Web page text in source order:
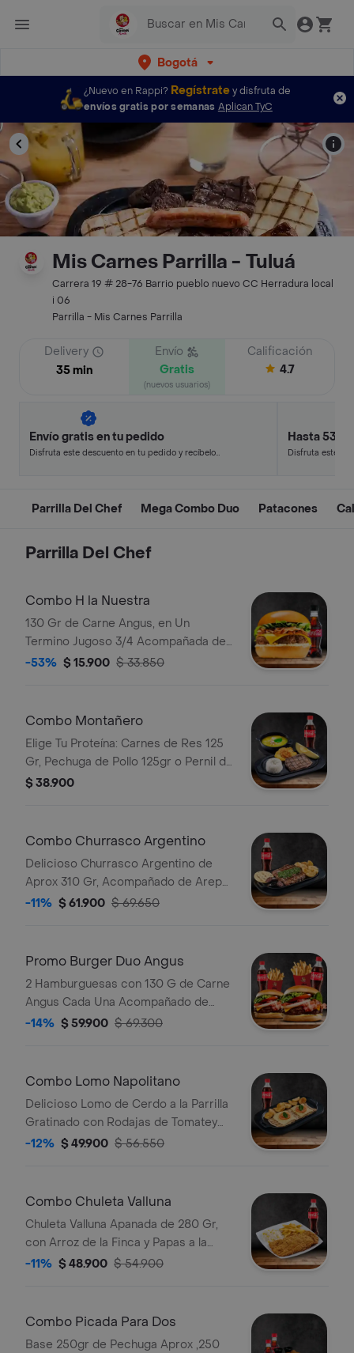
Bogotá
¿Nuevo en Rappi? Regístratey disfruta de
envíos gratis por semanas Aplican TyC
Mis Carnes Parrilla - Tuluá
Carrera 19 # 28-76 Barrio pueblo nuevo CC Herradura local
i 06
Parrilla - Mis Carnes Parrilla
Delivery
35 min
Envío
Gratis
(nuevos usuarios)
Calificación
4.7
Envío gratis en tu pedido
Disfruta este descuento en tu pedido y recíbelo
Hasta 53%
Disfruta este
Parrilla Del Chef Mega Combo Duo Patacones
Parrilla Del Chef
Combo H la Nuestra
130 Gr de Carne Angus, en Un
Termino Jugoso 3/4 Acompañada de
Queso Cheddar, Lechuga y Tocineta
-53% $ 15.900 $ 33.850
Combo Montañero
Elige Tu Proteína: Carnes de Res 125
Gr, Pechuga de Pollo 125gr o Pernil de
Cerdo 125gr Acompañada de Patacón
$ 38.900
Combo Churrasco Argentino
Delicioso Churrasco Argentino de
Aprox 310 Gr, Acompañado de Arepa,
Papa Casco Crujiente, Un Toque de
-11% $ 61.900 $ 69.650
Promo Burger Duo Angus
2 Hamburguesas con 130 G de Carne
Angus Cada Una Acompañado de
Cebolla, Tomate, Lechuga, Queso
Eleccion
-14% $ 59.900 $ 69.300
Combo Lomo Napolitano
Delicioso Lomo de Cerdo a la Parrilla
Gratinado con Rodajas de Tomatey
Papa en Casco con Bebida.
-12% $ 49.900 $ 56.550
Combo Chuleta Valluna
Chuleta Valluna Apanada de 280 Gr,
con Arroz de la Finca y Papas a la
Francesa Bebida
-11% $ 48.900 $ 54.900
Combo Picada Para Dos
Base 250gr de Pechuga Aprox ,250